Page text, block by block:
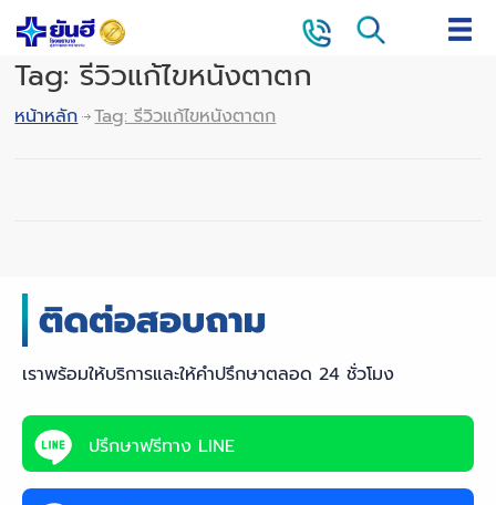
Tag: รีวิวแก้ไขหนังตาตก
หน้าหลัก Tag: รีวิวแก้ไขหนังตาตก
เราพร้อมให้บริการและให้คำปรึกษาตลอด 24 ชั่วโมง
ปรึกษาฟรีทาง LINE